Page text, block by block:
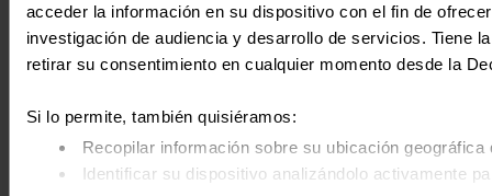
acceder la información en su dispositivo con el fin de
investigación de audiencia y desarrollo de servicios. Tiene
retirar su consentimiento en cualquier momento desde la
Si lo permite, también quisiéramos:
Recopilar información sobre su ubicación
Identificar su dispositivo analizándolo activamente